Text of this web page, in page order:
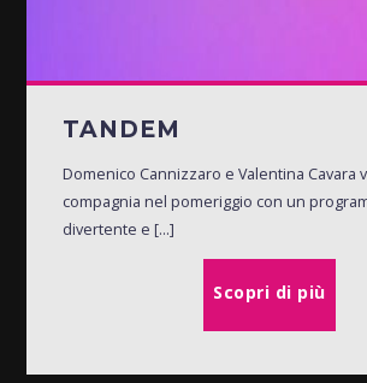
TANDEM
Domenico Cannizzaro e Valentina Cavara
compagnia nel pomeriggio con un
divertente e [...]
Scopri di più